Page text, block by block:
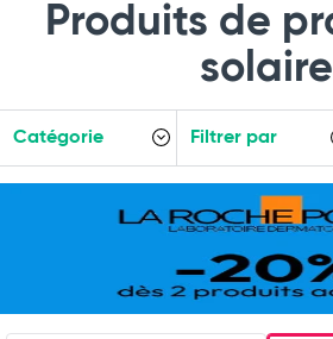
Produits de
solaire
Catégorie Filtrer par